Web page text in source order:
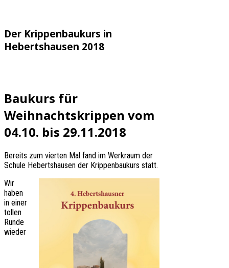
Der Krippenbaukurs in
Hebertshausen 2018
Baukurs für
Weihnachtskrippen vom
04.10. bis 29.11.2018
Bereits zum vierten Mal fand im Werkraum der
Schule Hebertshausen der Krippenbaukurs statt.
Wir
haben
in einer
tollen
Runde
wieder